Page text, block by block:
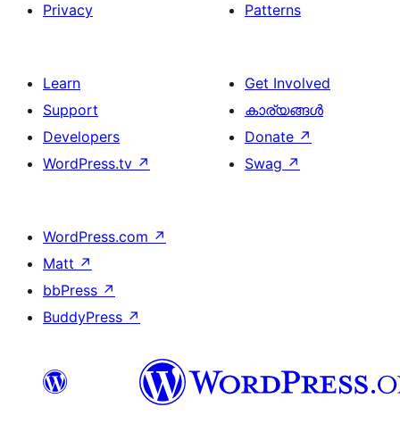
Privacy
Patterns
Learn
Support
Developers
WordPress.tv ↗
Get Involved
കാര്യങ്ങള്‍
Donate ↗
Swag ↗
WordPress.com ↗
Matt ↗
bbPress ↗
BuddyPress ↗